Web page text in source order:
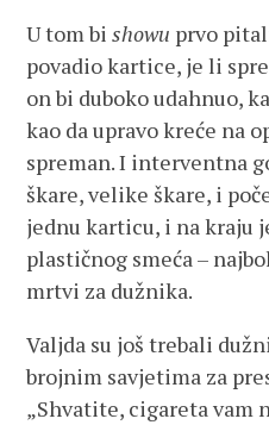
U tom bishowu prvo
povadio kartice, je li
on bi duboko udahnuo,
kao da upravo kreće na
spreman. I interventna
škare, velike škare, i
jednu karticu, i na kraju
plastičnog smeća –
mrtvi za dužnika.
Valjda su još trebali
brojnim savjetima za
„Shvatite, cigareta